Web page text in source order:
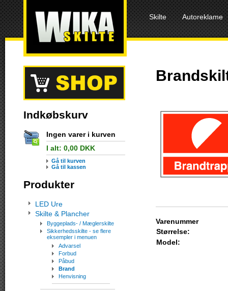
Skilte Autoreklame
Indkøbskurv
Ingen varer i kurven
I alt: 0,00 DKK
Gå til kurven
Gå til kassen
Produkter
LED Ure
Skilte & Plancher
Byggeplads- / Mæglerskilte
Sikkerhedsskilte - se flere
eksempler i menuen
Advarsel
Forbud
Påbud
Brand
Henvisning
Varenummer
Størrelse:
Model: